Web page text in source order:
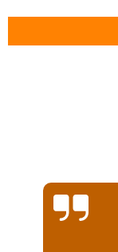
boiler aquecedor
onde comprar
boiler elétrico para
aquecedor de água
boiler água quente